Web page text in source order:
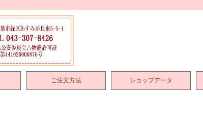
ご注文方法 ショップデータ